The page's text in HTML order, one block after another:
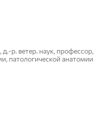
р. ветер. наук, профессор,
патологической анатомии